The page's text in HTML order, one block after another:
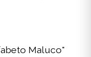
Maluco"